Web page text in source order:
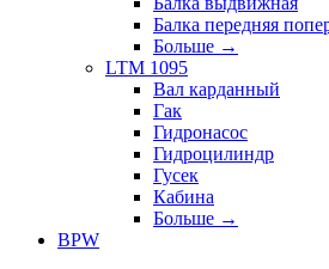
Балка передняя
Больше →
LTM 1095
Вал карданный
Гак
Гидронасос
Гидроцилиндр
Гусек
Кабина
Больше →
BPW